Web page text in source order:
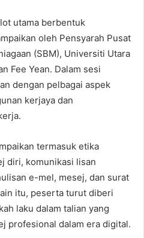
utama berbentuk
oleh Pensyarah Pusat
(SBM), Universiti Utara
Fee Yean. Dalam sesi
dengan pelbagai aspek
kerjaya dan
termasuk etika
diri, komunikasi lisan
e-mel, mesej, dan surat
itu, peserta turut diberi
laku dalam talian yang
profesional dalam era digital.